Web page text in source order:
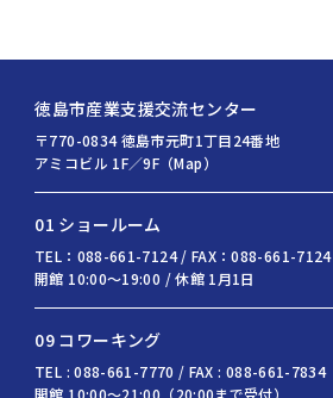
徳島市産業支援交流センター
〒770-0834 徳島市元町1丁目24番地
アミコビル 1F／9F（Map）
01 ショールーム
TEL：088-661-7124 / FAX：088-661-7124
開館 10:00〜19:00 / 休館 1月1日
09 コワーキング
TEL : 088-661-7770 / FAX : 088-661-7834